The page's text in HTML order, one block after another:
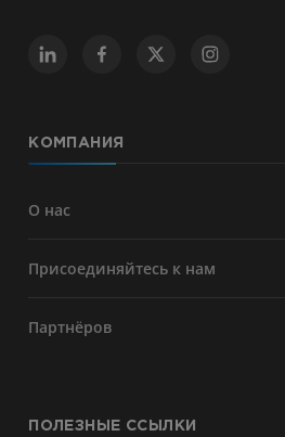
КОМПАНИЯ
О нас
Присоединяйтесь к нам
Партнёров
ПОЛЕЗНЫЕ ССЫЛКИ